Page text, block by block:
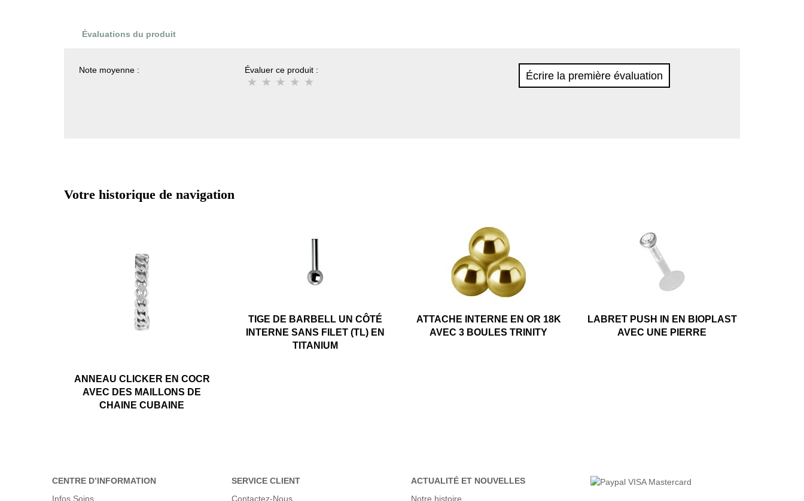
Évaluations du produit
Note moyenne : Évaluer ce produit : Écrire la première évaluation
Votre historique de navigation
ANNEAU CLICKER EN COCR
AVEC DES MAILLONS DE
CHAINE CUBAINE
TIGE DE BARBELL UN CÔTÉ
INTERNE SANS FILET (TL) EN
TITANIUM
ATTACHE INTERNE EN OR 18K
AVEC 3 BOULES TRINITY
LABRET PUSH IN EN BIOPLAST
AVEC UNE PIERRE
CENTRE D’INFORMATION
Infos Soins
SERVICE CLIENT
Contactez-Nous
ACTUALITÉ ET NOUVELLES
Notre histoire